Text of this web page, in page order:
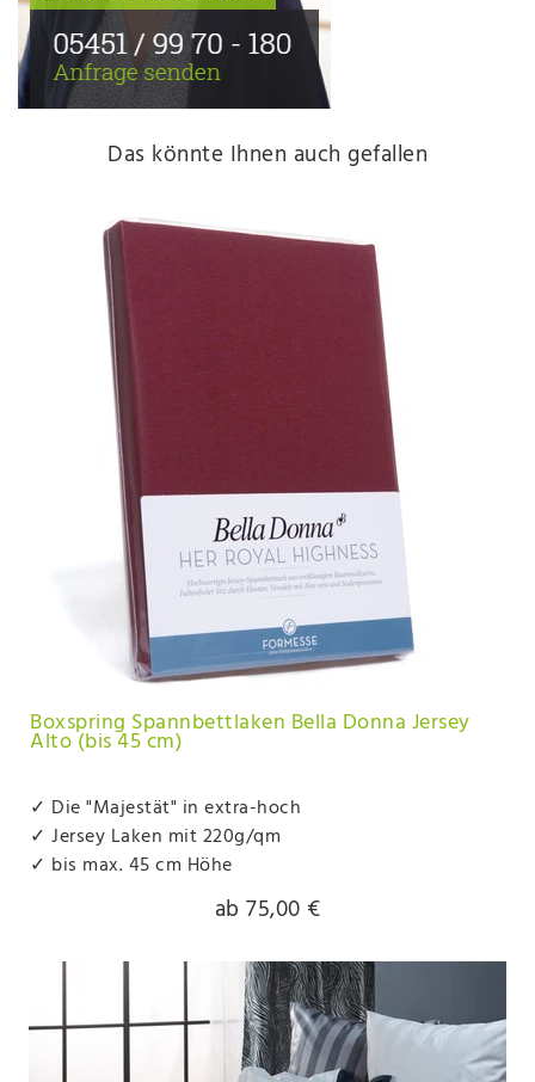
Das könnte Ihnen auch gefallen
Boxspring Spannbettlaken Bella Donna Jersey
Alto (bis 45 cm)
✓ Die "Majestät" in extra-hoch
✓ Jersey Laken mit 220g/qm
✓ bis max. 45 cm Höhe
ab 75,00 €